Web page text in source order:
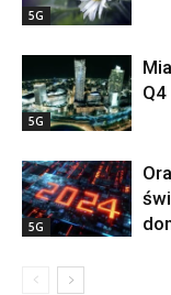
5G
5G
5G